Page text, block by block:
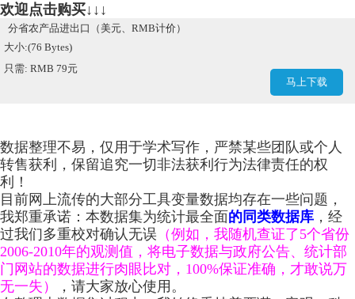
欢迎点击购买↓↓↓
分省农产品进出口（美元、RMB计价）
大小:(76 Bytes)
只需: RMB 79元
马上下载
数据整理不易， 仅用于学术写作， 严禁某些团队或个人
转售获利，保留追究一切非法获利行为法律责任的权
利 ！
目前网上流传的大部分工具变量数据均存在一些问题，
我郑重承诺：本数据集为统计最全面的同类数据库 ，经
过我们多重校对确认无误 （例如，我随机查证了5个省份
2006-2010年的观测值，将电子数据与政府公告、统计部
门网站的数据进行肉眼比对，100%保证准确，才敢说万
无一失）
，请大家放心使用。